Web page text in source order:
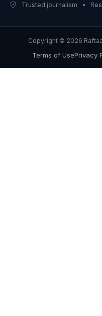
Trusted journalism •
Copyright © 2026
Terms of UsePrivacy